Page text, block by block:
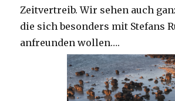
Zeitvertreib. Wir sehen auch
die sich besonders mit Stefans
anfreunden wollen….